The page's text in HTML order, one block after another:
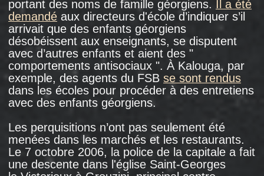
Manana Djabelia était heureuseen sortant
du tribunal. Elle a appelé son fils et lui a dit
qu’elle se sentait parfaitement bien. Elle a dû
retourner au centre de détention spécial pour
attendre l’entrée en vigueur de la décision
du tribunal.
Le soir, avec ses codétenues, Géorgiennes
comme elle, qui attendaient leur déportation,
elles ont bu du thé avec des friandises pour
fêter sa victoire. Elle a chanté, dansé
et promettait de leur apporter des colis après
Le lendemain matin, sa compagne de cellule
Eteri a été réveillée en entendant Manana
Djabelia, debout près de son lit, l’appeler. Eteri
s’est approchée d’elle, et Manana lui est
tombée dans les bras. Elle était morte.